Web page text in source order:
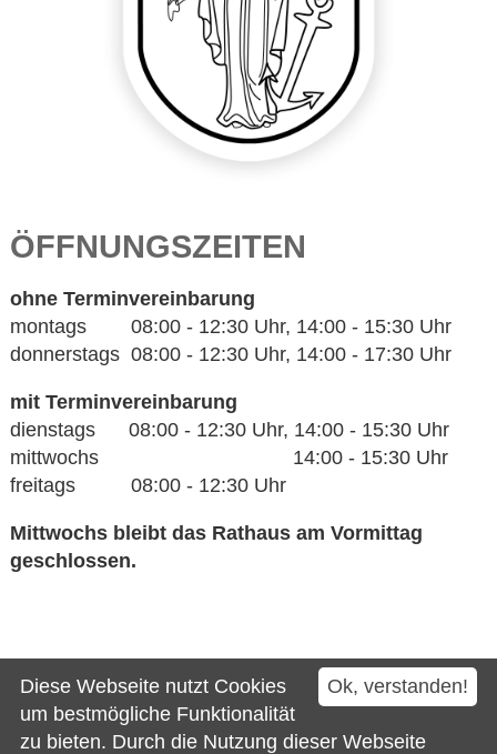
ÖFFNUNGSZEITEN
ohne Terminvereinbarung
montags 08:00 - 12:30 Uhr, 14:00 - 15:30 Uhr
donnerstags 08:00 - 12:30 Uhr, 14:00 - 17:30 Uhr
mit Terminvereinbarung
dienstags 08:00 - 12:30 Uhr, 14:00 - 15:30 Uhr
mittwochs 14:00 - 15:30 Uhr
freitags 08:00 - 12:30 Uhr
Mittwochs bleibt das Rathaus am Vormittag
geschlossen.
Kontakt
Impressum
Datenschutz
Ok, verstanden!
Diese Webseite nutzt Cookies
um bestmögliche Funktionalität
zu bieten. Durch die Nutzung dieser Webseite